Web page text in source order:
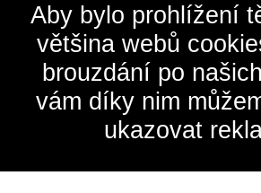
Aby bylo prohlížení
většina webů
brouzdání po
vám díky nim
ukazovat